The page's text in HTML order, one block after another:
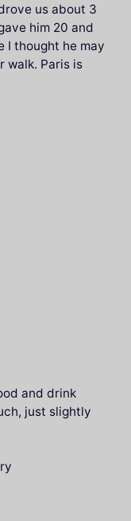
us about 3
him 20 and
I thought he may
walk. Paris is
and drink
just slightly